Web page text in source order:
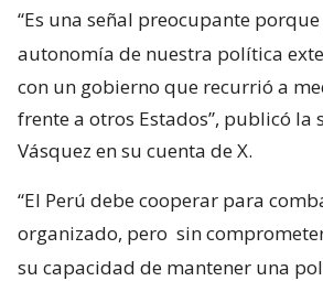
“Es una señal preocupante
autonomía de nuestra política
con un gobierno que recurrió a
frente a otros Estados”, publicó la
Vásquez en su cuenta de X.
“El Perú debe cooperar para
organizado, pero sin
su capacidad de mantener una